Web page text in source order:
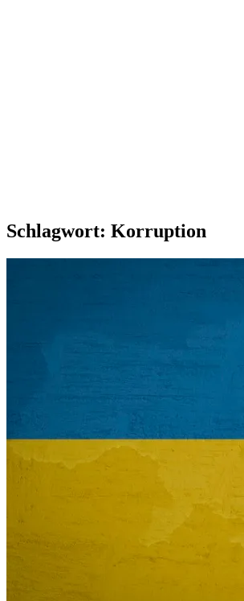
Schlagwort: Korruption